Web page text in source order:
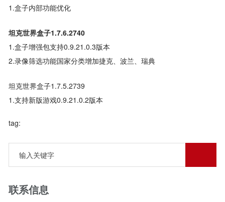
1.盒子内部功能优化
坦克世界盒子1.7.6.2740
1.盒子增强包支持0.9.21.0.3版本
2.录像筛选功能国家分类增加捷克、波兰、瑞典
坦克世界盒子1.7.5.2739
1.支持新版游戏0.9.21.0.2版本
tag:
联系信息